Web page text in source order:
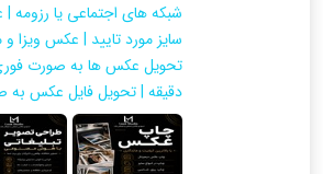
شبکه های اجتماعی یا رزومه |
سایز مورد تایید | عکس ویزا
دقیقه | تحویل فایل عکس به